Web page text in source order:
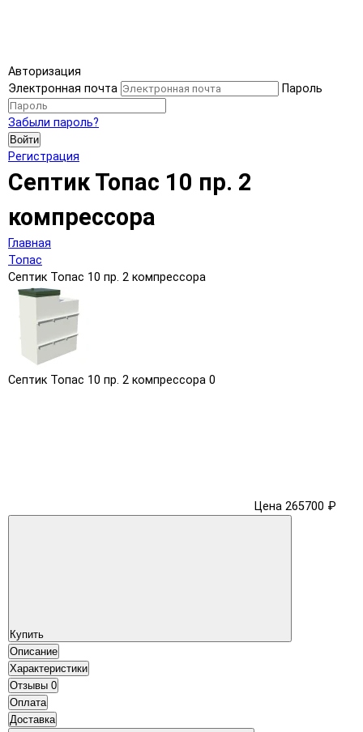
Авторизация
Электронная почта
Пароль
Забыли пароль?
Войти
Регистрация
Септик Топас 10 пр. 2
компрессора
Главная
Топас
Септик Топас 10 пр. 2 компрессора
Септик Топас 10 пр. 2 компрессора 0
Цена 265700 ₽
Купить
Описание
Характеристики
Отзывы 0
Оплата
Доставка